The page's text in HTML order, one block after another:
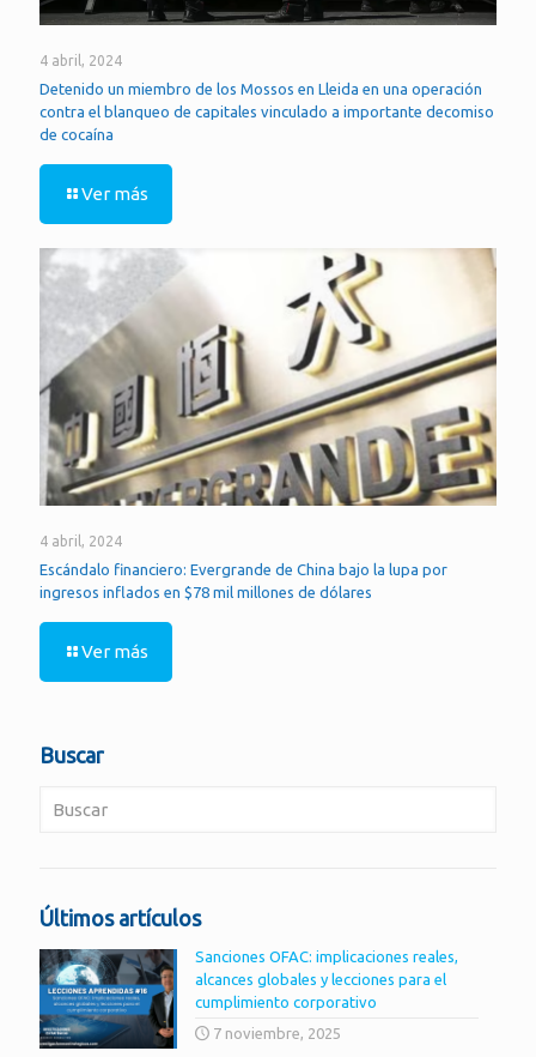
4 abril, 2024
Detenido un miembro de los Mossos en Lleida en una operación
contra el blanqueo de capitales vinculado a importante decomiso
de cocaína
Ver más
4 abril, 2024
Escándalo financiero: Evergrande de China bajo la lupa por
ingresos inflados en $78 mil millones de dólares
Ver más
Buscar
Últimos artículos
Sanciones OFAC: implicaciones reales,
alcances globales y lecciones para el
cumplimiento corporativo
7 noviembre, 2025